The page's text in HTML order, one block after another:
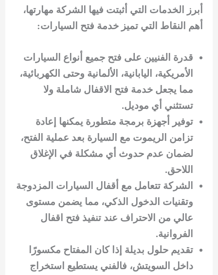
أبرز الخدمات التي أثبتت فيها الشركة مهارتها،
أهم النقاط التي تميز خدمة فتح السيارات:
قدرة الفنيين على فتح جميع أنواع السيارات
الأمريكية، اليابانية، الألمانية وحتى الكهربائية،
مما يجعل خدمة فتح الاقفال شاملة ولا
تستثني أي موديل.
توفير أجهزة برمجة متطورة يمكنها إعادة
تزامن الريموت مع السيارة بعد عملية الفتح،
لضمان عدم حدوث أي مشكلة في الإغلاق
اللاحق.
الشركة تتعامل مع أقفال السيارات المزدوجة
وتقنيات الدخول الذكي، مما يضمن مستوى
عالي من الاحتراف عند تنفيذ فتح اقفال
الفروانية.
تقديم حلول بديلة إذا كان المفتاح مكسورًا
داخل السويتش، فالفني يستطيع استخراج